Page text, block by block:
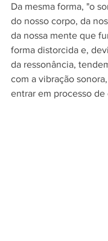
Da mesma forma, "o
do nosso corpo, da
da nossa mente que
forma distorcida e,
da ressonância,
com a vibração
entrar em processo de